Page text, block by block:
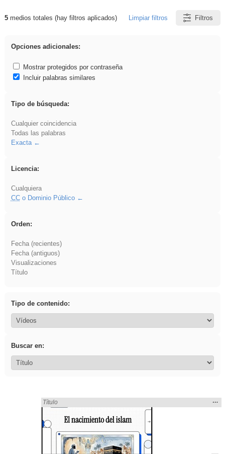
Resultados de: islamismo
5medios totales (hay filtros aplicados) Limpiar filtros Filtros
Opciones adicionales:
Mostrar protegidos por contraseña
Incluir palabras similares
Tipo de búsqueda:
Cualquier coincidencia
Todas las palabras
Exacta
Licencia:
Cualquiera
CCo Dominio Público
Orden:
Fecha (recientes)
Fecha (antiguos)
Visualizaciones
Título
Tipo de contenido:
Buscar en:
Encontrado «islamismo» en:
Título
la
…